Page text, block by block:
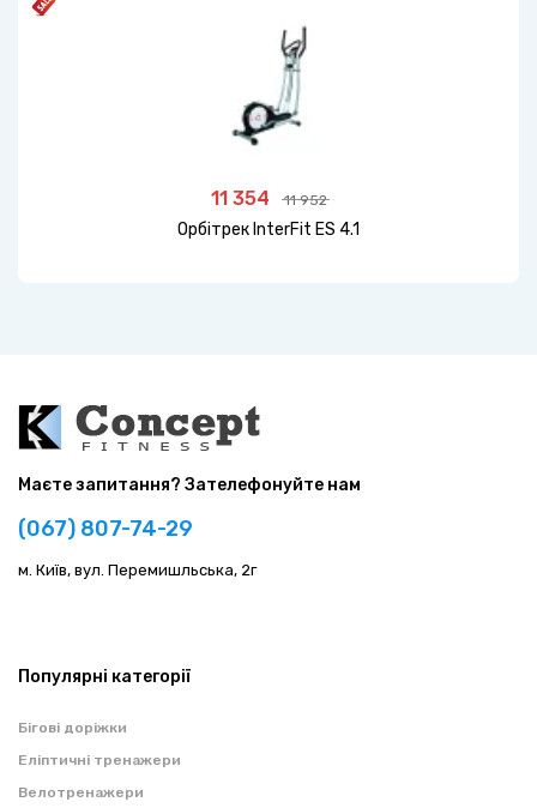
11 354 11 952
Орбітрек InterFit ES 4.1
Маєте запитання? Зателефонуйте нам
(067) 807-74-29
м. Київ, вул. Перемишльська, 2г
Популярні категорії
Бігові доріжки
Еліптичні тренажери
Велотренажери